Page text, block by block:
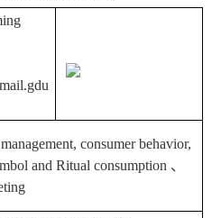
consumer behavior,
and Ritual consumption 、